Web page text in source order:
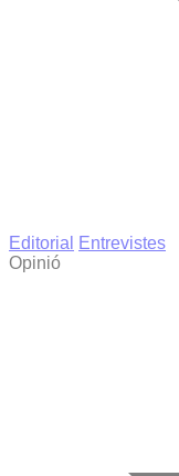
Editorial
Entrevistes
Opinió